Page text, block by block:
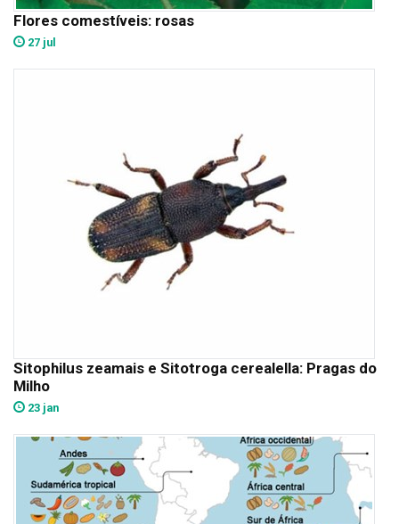
Flores comestíveis: rosas
27 jul
Sitophilus zeamais e Sitotroga cerealella: Pragas do
Milho
23 jan